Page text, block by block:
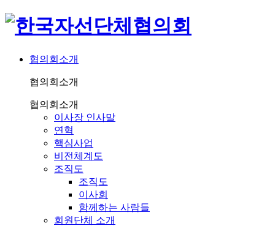
협의회소개
협의회소개
협의회소개
이사장 인사말
연혁
핵심사업
비전체계도
조직도
조직도
이사회
함께하는 사람들
회원단체 소개